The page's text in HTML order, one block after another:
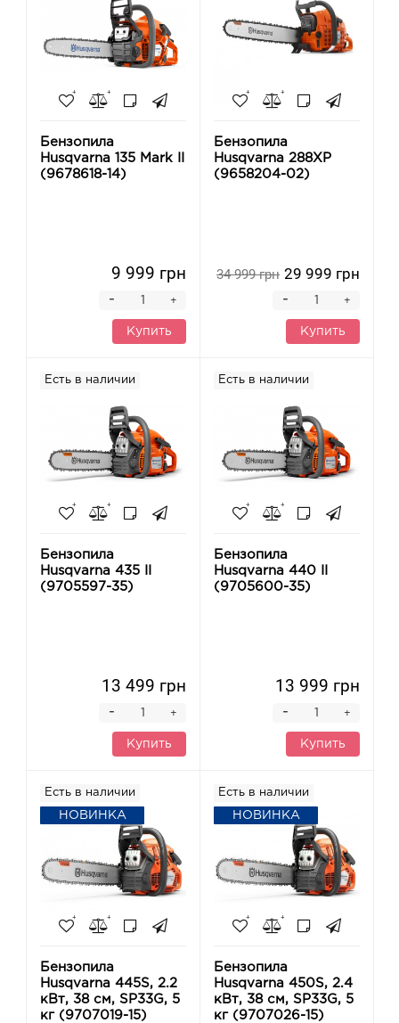
Бензопила
Husqvarna 135 Mark II
(9678618-14)
9 999 грн
+
-
Купить
Бензопила
Husqvarna 288XP
(9658204-02)
34 999 грн 29 999 грн
+
-
Купить
Есть в наличии
Бензопила
Husqvarna 435 II
(9705597-35)
13 499 грн
+
-
Купить
Есть в наличии
Бензопила
Husqvarna 440 II
(9705600-35)
13 999 грн
+
-
Купить
Есть в наличии
НОВИНКА
Бензопила
Husqvarna 445S, 2.2
кВт, 38 см, SP33G, 5
кг (9707019-15)
Есть в наличии
НОВИНКА
Бензопила
Husqvarna 450S, 2.4
кВт, 38 см, SP33G, 5
кг (9707026-15)